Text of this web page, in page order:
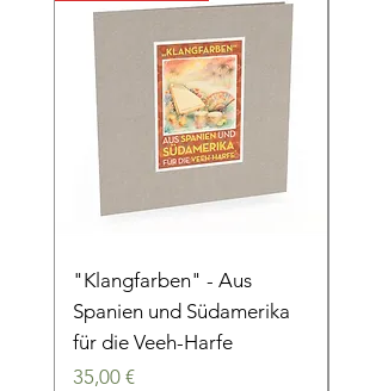
"Klangfarben" - Aus
Spanien und Südamerika
für die Veeh-Harfe
Preis
35,00 €